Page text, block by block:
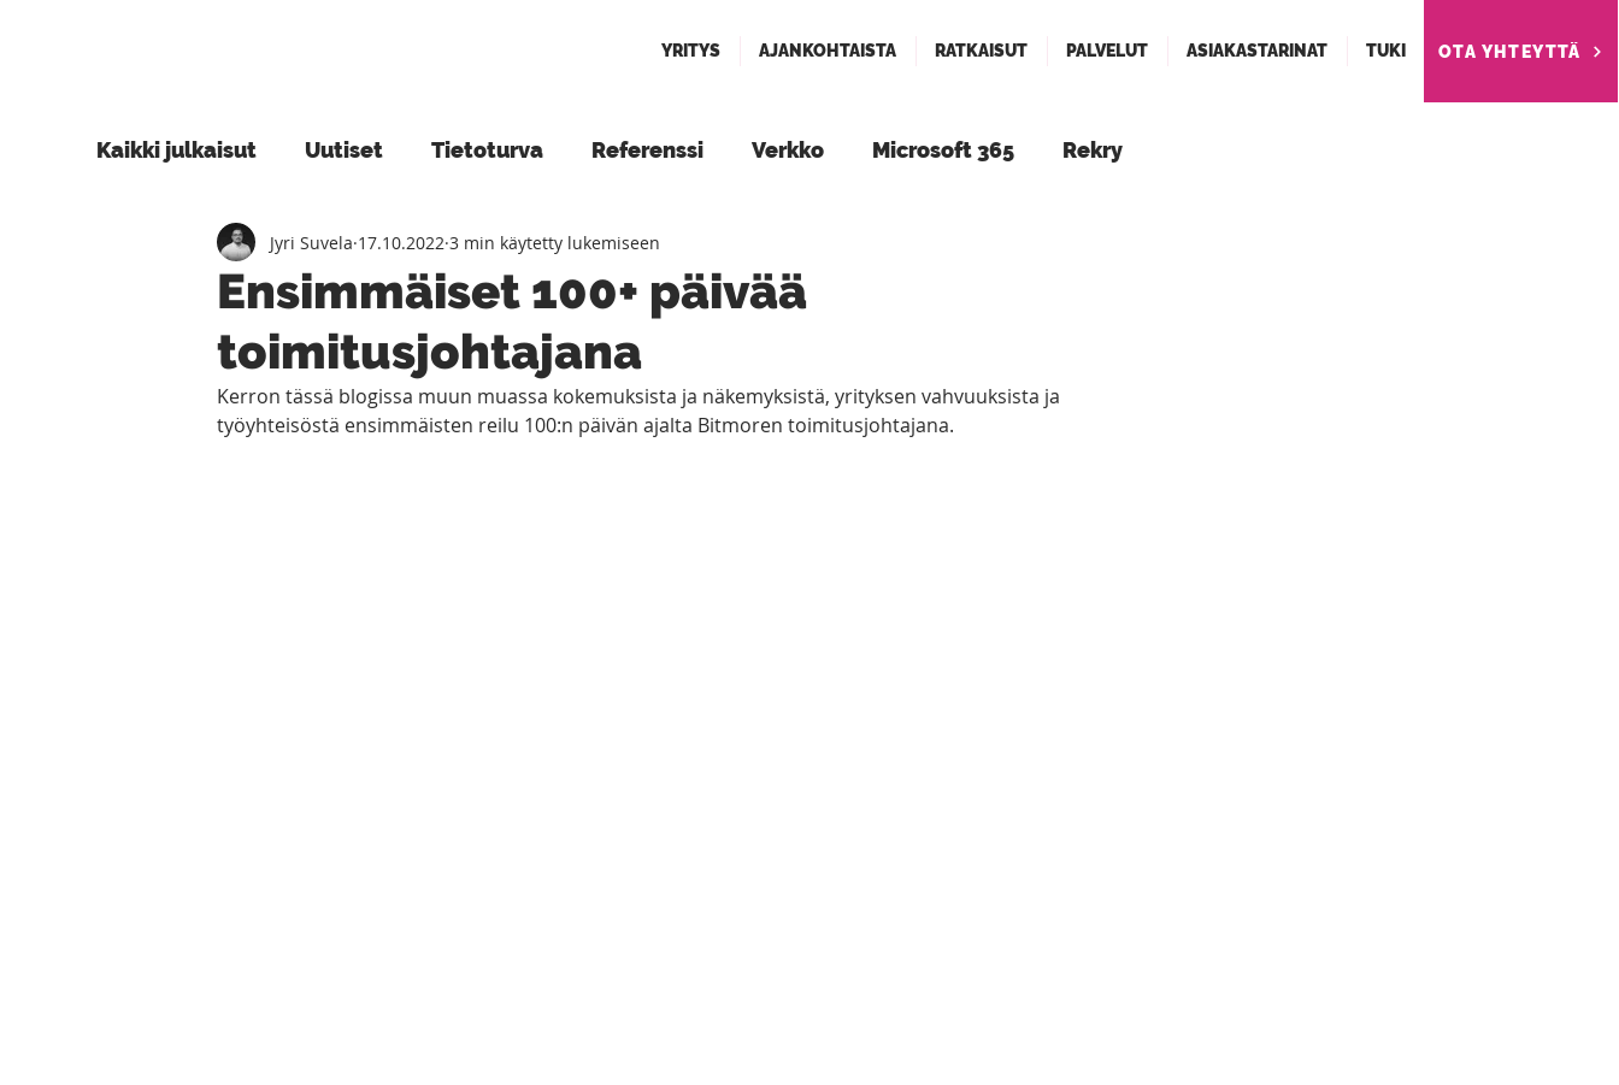
YRITYS AJANKOHTAISTA RATKAISUT PALVELUT ASIAKASTARINAT TUKI OTA YHTEYTTÄ
Kaikki julkaisut Uutiset Tietoturva Referenssi Verkko Microsoft 365 Rekry
Azure Power Platform Tapahtumat
Ensimmäiset 100+ päivää
toimitusjohtajana
Jyri Suvela 17.10.2022 3 min käytetty lukemiseen
Kerron tässä blogissa muun muassa kokemuksista ja näkemyksistä, yrityksen vahvuuksista ja
työyhteisöstä ensimmäisten reilu 100:n päivän ajalta Bitmoren toimitusjohtajana.